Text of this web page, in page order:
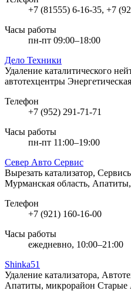
+7 (81555) 6-16-35, +7
Часы работы
пн-пт 09:00–18:00
Дело Техники
Удаление каталитического
автотехцентры
Телефон
+7 (952) 291-71-71
Часы работы
пн-пт 11:00–19:00
Север Авто Сервис
Вырезать катализатор,
Мурманская область,
Телефон
+7 (921) 160-16-00
Часы работы
ежедневно, 10:00–21:00
Shinka51
Удаление катализатора,
Апатиты, микрорайон Старые